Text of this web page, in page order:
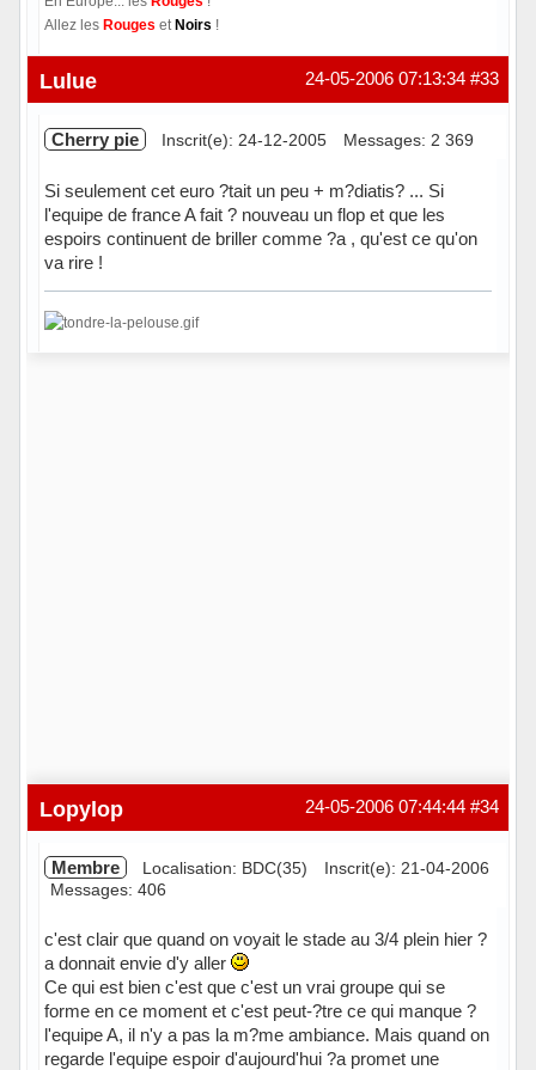
Allez les Rouges etNoirs !
Hors ligne #33
24-05-2006 07:13:34
Lulue
Cherry pie Inscrit(e): 24-12-2005 Messages: 2 369
Si seulement cet euro ?tait un peu + m?diatis? ... Si
l'equipe de france A fait ? nouveau un flop et que les
espoirs continuent de briller comme ?a , qu'est ce qu'on
va rire !
#34
24-05-2006 07:44:44
Lopylop
Membre Localisation: BDC(35)
Inscrit(e): 21-04-2006
Messages: 406
c'est clair que quand on voyait le stade au 3/4 plein hier ?
a donnait envie d'y aller
Ce qui est bien c'est que c'est un vrai groupe qui se
forme en ce moment et c'est peut-?tre ce qui manque ?
l'equipe A, il n'y a pas la m?me ambiance. Mais quand on
regarde l'equipe espoir d'aujourd'hui ?a promet une